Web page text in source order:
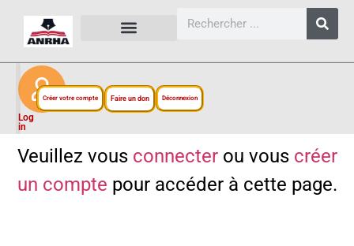
Log
in
Créer votre compte Faire un don Déconnexion
Veuillez vous connecterou vous créer
un compte pour accéder à cette page.